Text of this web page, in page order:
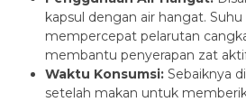
kapsul dengan air hangat.
mempercepat pelarutan
membantu penyerapan zat
Waktu Konsumsi: Sebaiknya
setelah makan untuk